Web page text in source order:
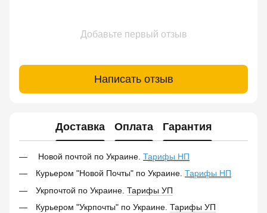
Добавьте первый отзыв
Написать отзыв
Доставка Оплата Гарантия
Новой почтой по Украине. Тарифы НП
Курьером "Новой Почты" по Украине. Тарифы НП
Укрпочтой по Украине. Тарифы УП
Курьером "Укрпочты" по Украине. Тарифы УП